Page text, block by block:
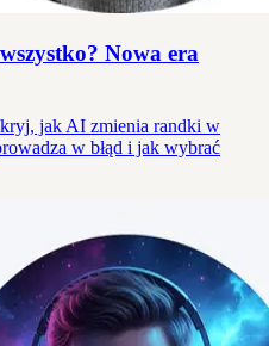
Nowa era
jak AI zmienia randki w
w błąd i jak wybrać